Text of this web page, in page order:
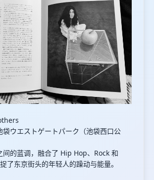
袋ウエストゲートパーク（池袋西口公
间的蓝调，融合了 Hip Hop、Rock 和
了东京街头的年轻人的躁动与能量。